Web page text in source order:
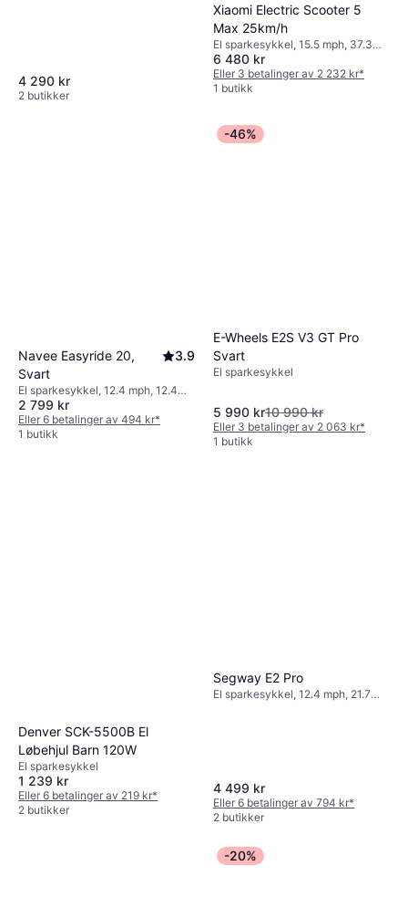
4 290 kr
2 butikker
Xiaomi Electric Scooter 5
Max 25km/h
El sparkesykkel, 15.5 mph, 37.3
miles Rekkevidde
6 480 kr
Eller 3 betalinger av 2 232 kr*
1 butikk
Navee Easyride 20,
Svart
3.9
El sparkesykkel, 12.4 mph, 12.4
miles Rekkevidde
2 799 kr
Eller 6 betalinger av 494 kr*
1 butikk
-46%
E-Wheels E2S V3 GT Pro
Svart
El sparkesykkel
5 990 kr10 990 kr
Eller 3 betalinger av 2 063 kr*
1 butikk
Denver SCK-5500B El
Løbehjul Barn 120W
El sparkesykkel
1 239 kr
Eller 6 betalinger av 219 kr*
2 butikker
Segway E2 Pro
El sparkesykkel, 12.4 mph, 21.7
4 499 kr
Eller 6 betalinger av 794 kr*
2 butikker
-20%